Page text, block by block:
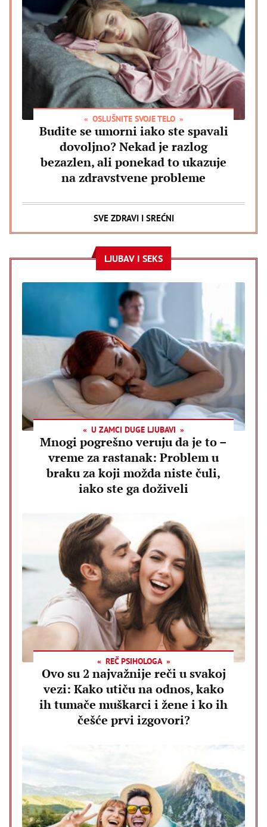
OSLUŠNITE SVOJE TELO
Budite se umorni iako ste spavali
dovoljno? Nekad je razlog
bezazlen, ali ponekad to ukazuje
na zdravstvene probleme
SVE ZDRAVI I SREĆNI
LJUBAV I SEKS
U ZAMCI DUGE LJUBAVI
Mnogi pogrešno veruju da je to –
vreme za rastanak: Problem u
braku za koji možda niste čuli,
iako ste ga doživeli
REČ PSIHOLOGA
Ovo su 2 najvažnije reči u svakoj
vezi: Kako utiču na odnos, kako
ih tumače muškarci i žene i ko ih
češće prvi izgovori?